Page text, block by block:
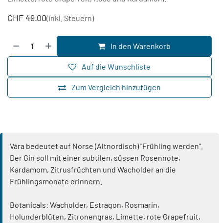
CHF 49.00(inkl. Steuern)
In den Warenkorb
Zum Vergleich hinzufügen
Auf die Wunschliste
Vára bedeutet auf Norse (Altnordisch) "Frühling werden".
Der Gin soll mit einer subtilen, süssen Rosennote,
Kardamom, Zitrusfrüchten und Wacholder an die
Frühlingsmonate erinnern.
Botanicals: Wacholder, Estragon, Rosmarin,
Holunderblüten, Zitronengras, Limette, rote Grapefruit,